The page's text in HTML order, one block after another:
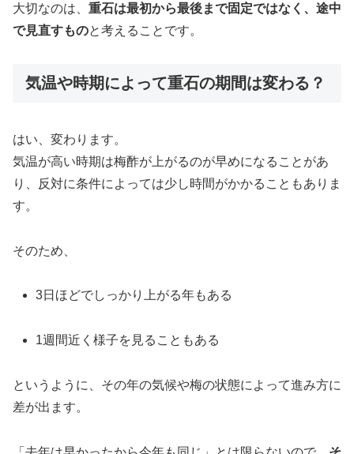
大切なのは、 重石は最初から最後まで固定ではなく、途中
で見直すものと考えることです。
気温や時期によって重石の期間は変わる？
はい、変わります。
気温が高い時期は梅酢が上がるのが早めになることがあ
り、反対に条件によっては少し時間がかかることもありま
す。
そのため、
3日ほどでしっかり上がる年もある
1週間近く様子を見ることもある
というように、その年の気候や梅の状態によって進み方に
差が出ます。